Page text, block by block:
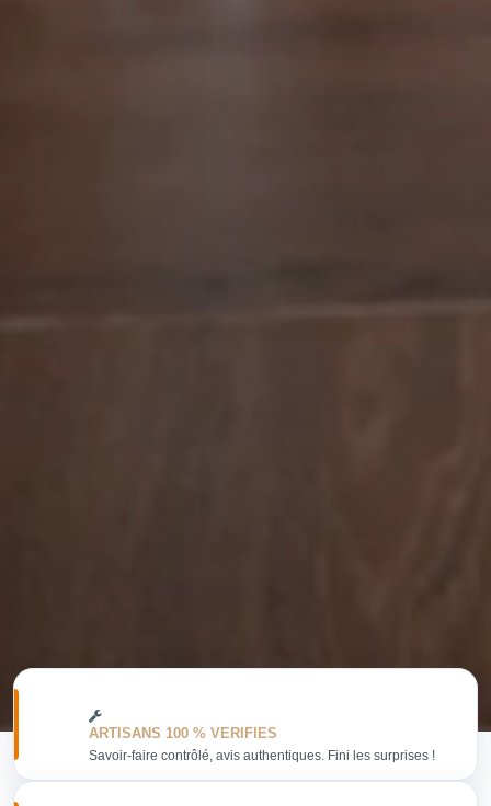
ARTISANS 100 % VERIFIES
Savoir-faire contrôlé, avis authentiques. Fini les surprises !